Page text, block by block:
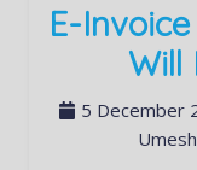
E-
Will
5 December